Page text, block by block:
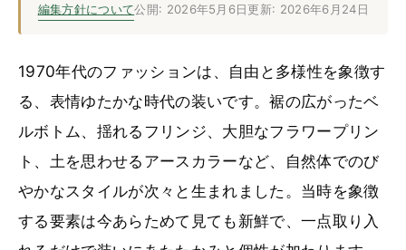
編集方針について公開: 2026年5月6日更新: 2026年6月24日
1970年代のファッションは、自由と多様性を象徴す
る、表情ゆたかな時代の装いです。裾の広がったベ
ルボトム、揺れるフリンジ、大胆なフラワープリン
ト、土を思わせるアースカラーなど、自然体でのび
やかなスタイルが次々と生まれました。当時を象徴
する要素は今あらためて見ても新鮮で、一点取り入